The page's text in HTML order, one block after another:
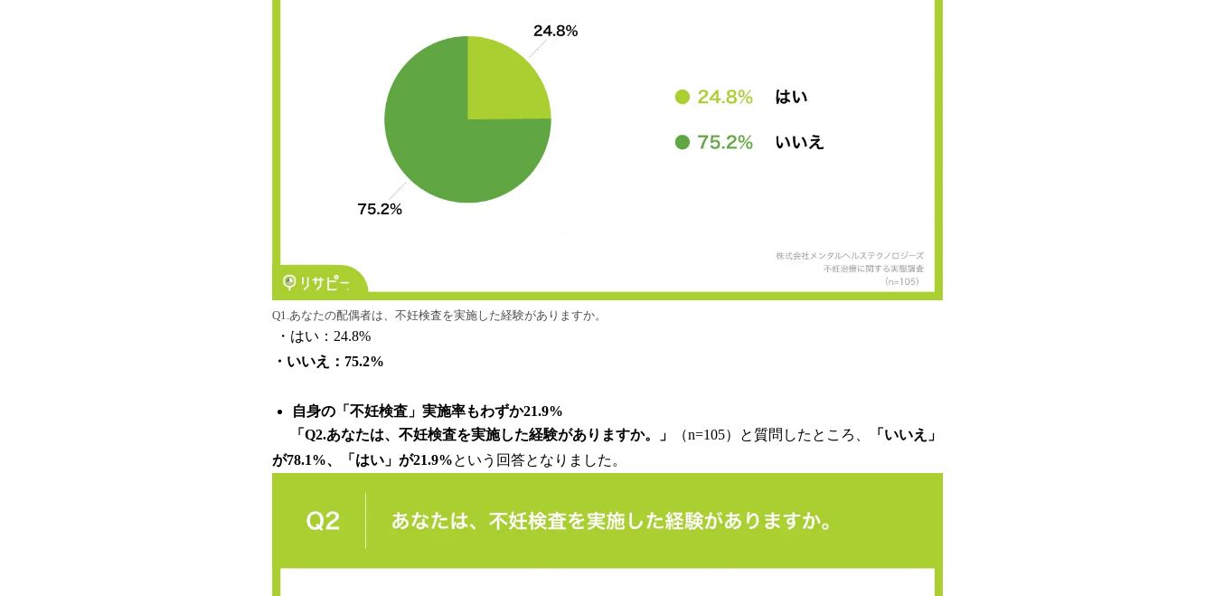
Q1.あなたの配偶者は、不妊検査を実施した経験がありますか。
・はい：24.8%
・いいえ：75.2%
自身の「不妊検査」実施率もわずか21.9%
「Q2.あなたは、不妊検査を実施した経験がありますか。」
（n=105）と質問したところ、
「いいえ」
が78.1%、「はい」が21.9%という回答となりました。